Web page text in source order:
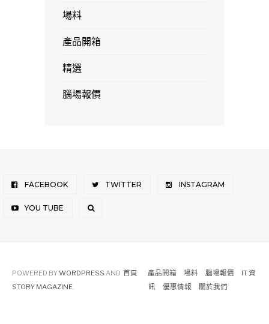
場料
產品開箱
精選
腦場報價
FACEBOOK TWITTER INSTAGRAM
YOU TUBE
首頁 產品開箱 場料 腦場報價
IT 資
訊
優惠情報 關於我們
POWERED BYWORDPRESS AND
STORY MAGAZINE.